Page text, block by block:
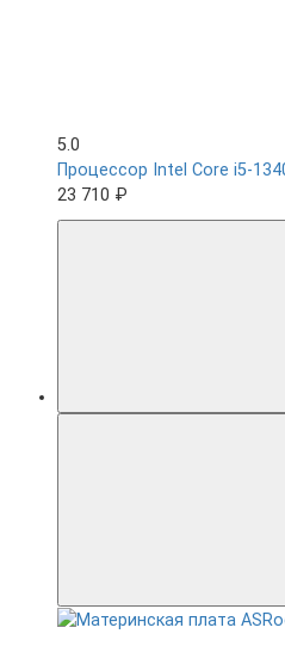
5.0
Процессор Intel Core i5-
23 710 ₽